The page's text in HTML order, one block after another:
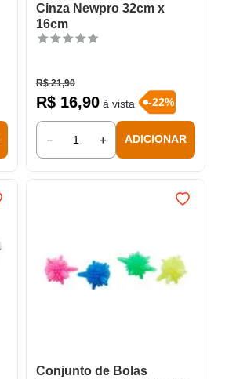
Cinza Newpro 32cm x
16cm
R$ 21,90
R$ 16,90à vista -22%
＋
－ ADICIONAR
Conjunto de Bolas